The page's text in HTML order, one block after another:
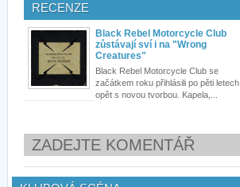
RECENZE
Black Rebel Motorcycle Club
zůstávají sví i na "Wrong
Creatures"
Black Rebel Motorcycle Club se
začátkem roku přihlásili po pěti letech
opět s novou tvorbou. Kapela,...
ZADEJTE KOMENTÁŘ